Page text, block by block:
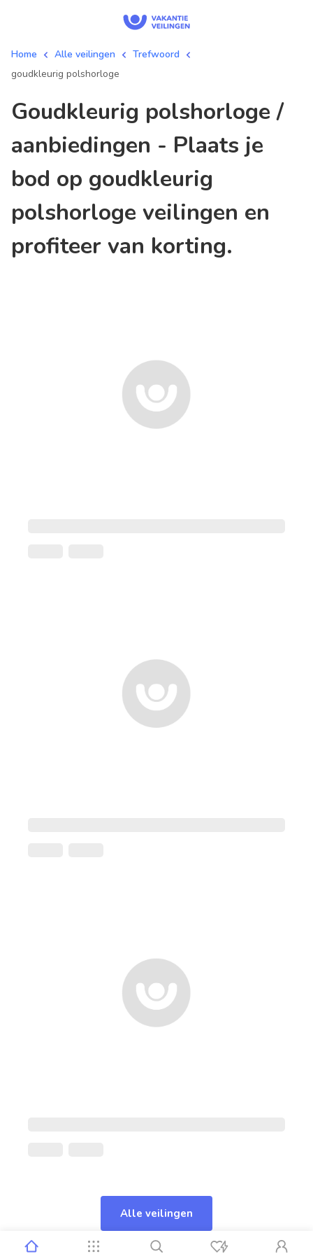
Home Alle veilingen
Trefwoord
goudkleurig polshorloge
goudkleurig polshorloge /
aanbiedingen - Plaats je
bod op goudkleurig
polshorloge veilingen en
profiteer van korting.
Alle veilingen